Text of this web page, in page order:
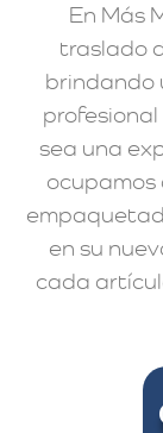
En Más
traslado
brindando
sea una
ocupamos
en su
cada